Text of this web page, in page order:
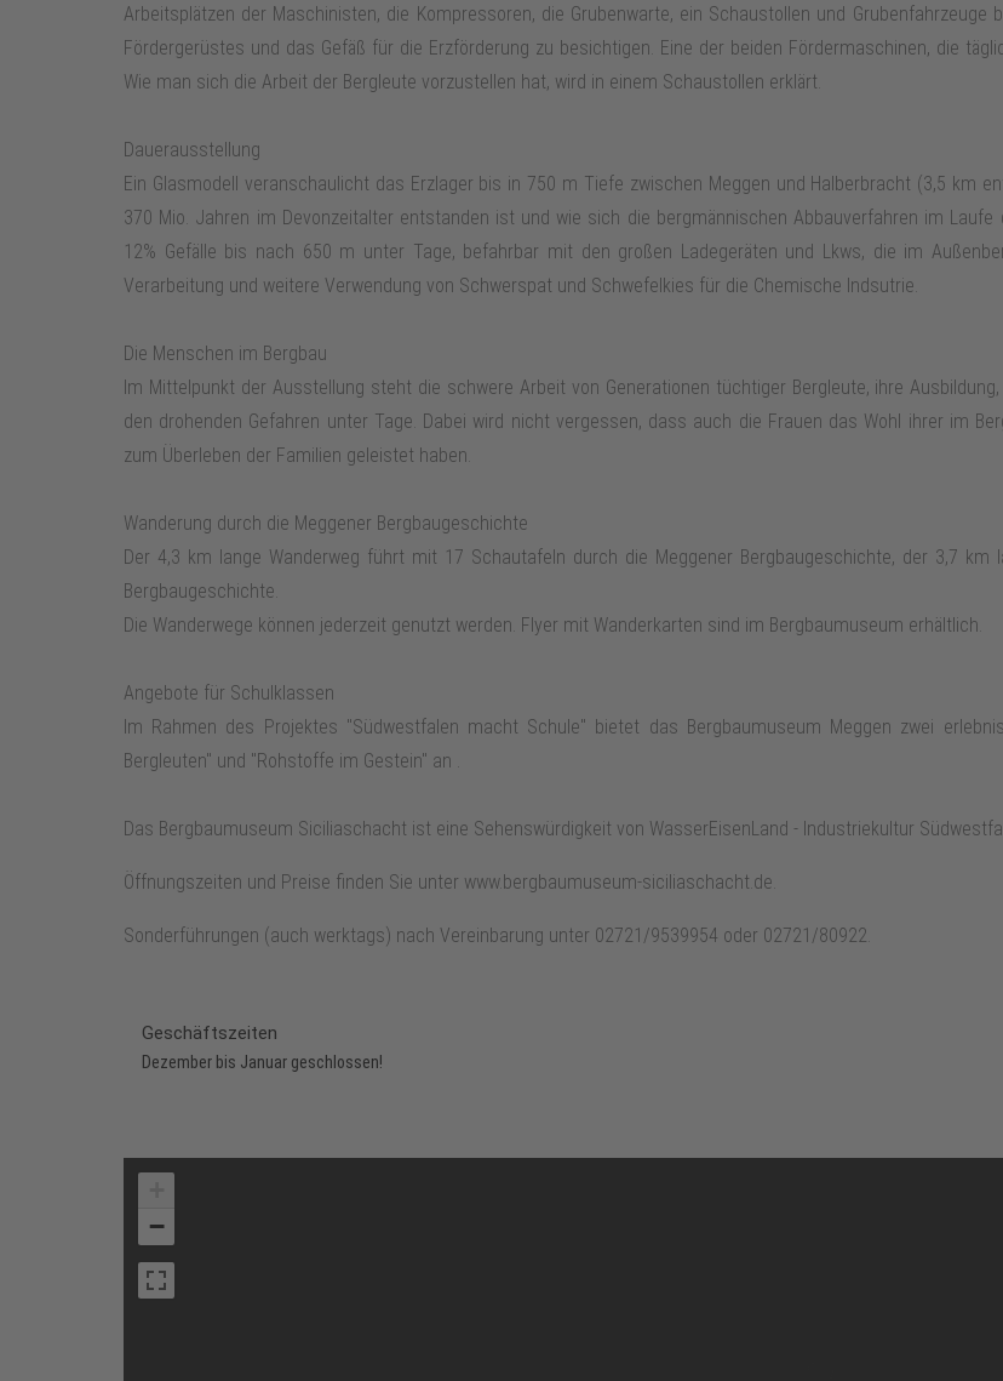
Arbeitsplätzen der Maschinisten, die Kompressoren, die Grubenwarte, ein Schaustollen und
Fördergerüstes und das Gefäß für die Erzförderung zu besichtigen. Eine der beiden Fördermaschinen, die
Wie man sich die Arbeit der Bergleute vorzustellen hat, wird in einem Schaustollen erklärt.
Dauerausstellung
Ein Glasmodell veranschaulicht das Erzlager bis in 750 m Tiefe zwischen Meggen und Halberbracht (3,5 km
370 Mio. Jahren im Devonzeitalter entstanden ist und wie sich die bergmännischen Abbauverfahren im
12% Gefälle bis nach 650 m unter Tage, befahrbar mit den großen Ladegeräten und Lkws, die im
Verarbeitung und weitere Verwendung von Schwerspat und Schwefelkies für die Chemische Indsutrie.
Die Menschen im Bergbau
Im Mittelpunkt der Ausstellung steht die schwere Arbeit von Generationen tüchtiger Bergleute, ihre
den drohenden Gefahren unter Tage. Dabei wird nicht vergessen, dass auch die Frauen das Wohl ihrer im
zum Überleben der Familien geleistet haben.
Wanderung durch die Meggener Bergbaugeschichte
Der 4,3 km lange Wanderweg führt mit 17 Schautafeln durch die Meggener Bergbaugeschichte, der 3,7
Bergbaugeschichte.
Die Wanderwege können jederzeit genutzt werden. Flyer mit Wanderkarten sind im Bergbaumuseum erhältlich.
Angebote für Schulklassen
Im Rahmen des Projektes "Südwestfalen macht Schule" bietet das Bergbaumuseum Meggen zwei
Bergleuten" und "Rohstoffe im Gestein" an .
Das Bergbaumuseum Siciliaschacht ist eine Sehenswürdigkeit von WasserEisenLand - Industriekultur
Öffnungszeiten und Preise finden Sie unter www.bergbaumuseum-siciliaschacht.de.
Sonderführungen (auch werktags) nach Vereinbarung unter 02721/9539954 oder 02721/80922.
Geschäftszeiten
Dezember bis Januar geschlossen!
−